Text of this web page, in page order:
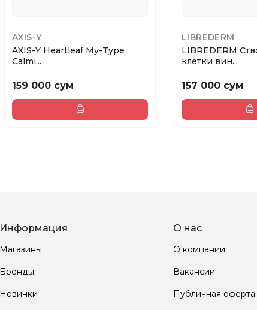
AXIS-Y
AXIS-Y Heartleaf My-Type
Calmi...
159 000 сум
LIBREDERM
LIBREDERM
клетки вин...
157 000 сум
Информация
Магазины
Бренды
Новинки
О нас
О компании
Вакансии
Публичная оферта